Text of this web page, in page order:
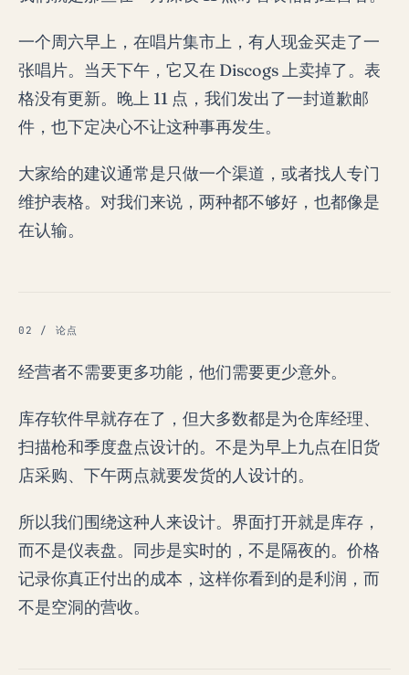
一个周六早上，在唱片集市上，有人现金买走了一
张唱片。当天下午，它又在 Discogs 上卖掉了。表
格没有更新。晚上 11 点，我们发出了一封道歉邮
件，也下定决心不让这种事再发生。
大家给的建议通常是只做一个渠道，或者找人专门
维护表格。对我们来说，两种都不够好，也都像是
在认输。
02 / 论点
经营者不需要更多功能，他们需要更少意外。
库存软件早就存在了，但大多数都是为仓库经理、
扫描枪和季度盘点设计的。不是为早上九点在旧货
店采购、下午两点就要发货的人设计的。
所以我们围绕这种人来设计。界面打开就是库存，
而不是仪表盘。同步是实时的，不是隔夜的。价格
记录你真正付出的成本，这样你看到的是利润，而
不是空洞的营收。